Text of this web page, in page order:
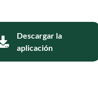
Descargar la
aplicación